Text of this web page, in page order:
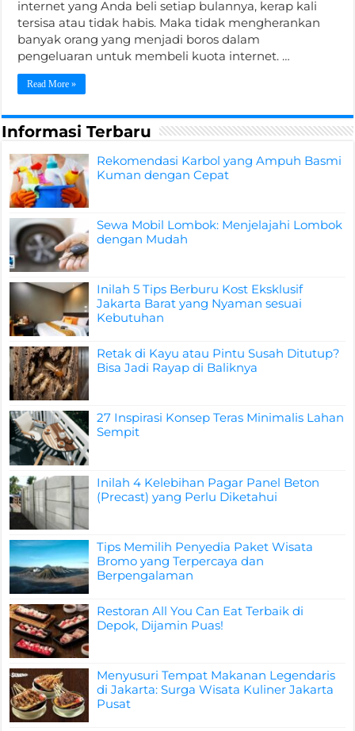
internet yang Anda beli setiap bulannya, kerap kali
tersisa atau tidak habis. Maka tidak mengherankan
banyak orang yang menjadi boros dalam
pengeluaran untuk membeli kuota internet. …
Read More »
Informasi Terbaru
Rekomendasi Karbol yang Ampuh Basmi
Kuman dengan Cepat
Sewa Mobil Lombok: Menjelajahi Lombok
dengan Mudah
Inilah 5 Tips Berburu Kost Eksklusif
Jakarta Barat yang Nyaman sesuai
Kebutuhan
Retak di Kayu atau Pintu Susah Ditutup?
Bisa Jadi Rayap di Baliknya
27 Inspirasi Konsep Teras Minimalis Lahan
Sempit
Inilah 4 Kelebihan Pagar Panel Beton
(Precast) yang Perlu Diketahui
Tips Memilih Penyedia Paket Wisata
Bromo yang Terpercaya dan
Berpengalaman
Restoran All You Can Eat Terbaik di
Depok, Dijamin Puas!
Menyusuri Tempat Makanan Legendaris
di Jakarta: Surga Wisata Kuliner Jakarta
Pusat